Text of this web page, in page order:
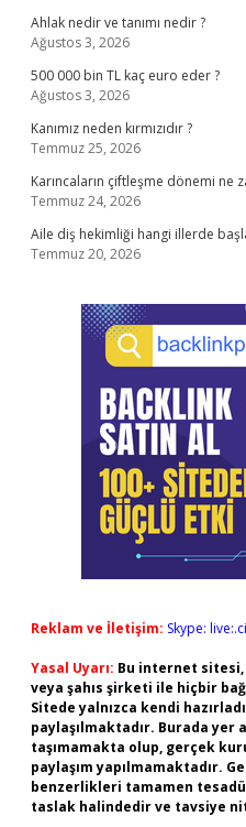
Ahlak nedir ve tanımı nedir ?
Ağustos 3, 2026
500 000 bin TL kaç euro eder ?
Ağustos 3, 2026
Kanımız neden kırmızıdır ?
Temmuz 25, 2026
Karıncaların çiftleşme dönemi ne
Temmuz 24, 2026
Aile diş hekimliği hangi illerde
Temmuz 20, 2026
Reklam ve İletişim: Skype:
Yasal Uyarı: Bu internet
veya şahıs şirketi ile hiçbir
Sitede yalnızca kendi
paylaşılmaktadır. Burada
taşımamakta olup, gerçek
paylaşım yapılmamaktadır.
benzerlikleri tamamen
taslak halindedir ve tavsiye